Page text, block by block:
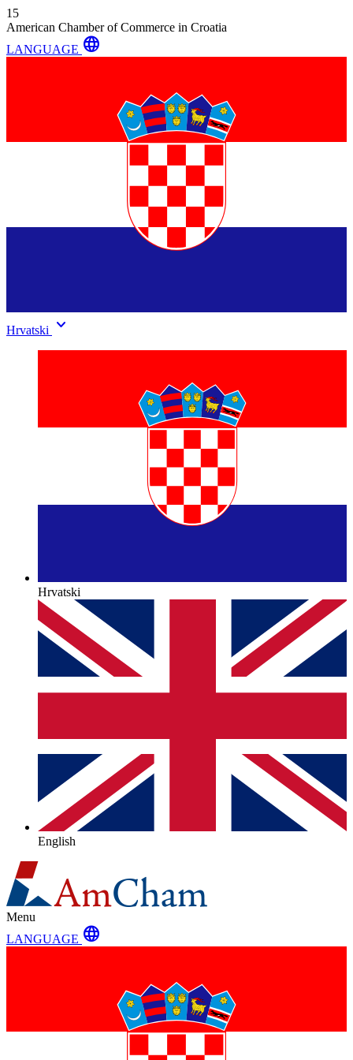
15
American Chamber of Commerce in Croatia
LANGUAGE language
Hrvatski keyboard_arrow_down
Hrvatski
English
Menu
LANGUAGE language